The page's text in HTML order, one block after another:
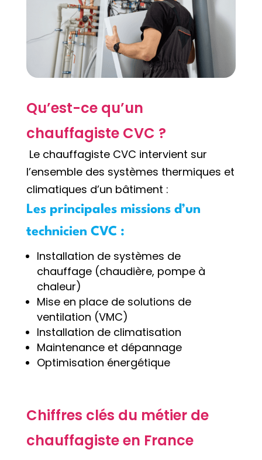
Qu’est-ce qu’un
chauffagiste CVC ?
Le chauffagiste CVC intervient sur
l’ensemble des systèmes thermiques et
climatiques d’un bâtiment :
Les principales missions d’un
technicien CVC :
Installation de systèmes de
chauffage (chaudière, pompe à
chaleur)
Mise en place de solutions de
ventilation (VMC)
Installation de climatisation
Maintenance et dépannage
Optimisation énergétique
Chiffres clés du métier de
chauffagiste en France